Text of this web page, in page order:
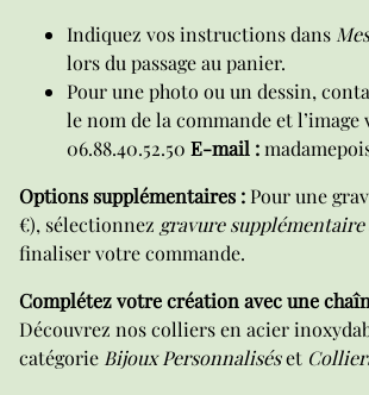
Indiquez vos instructions dans
lors du passage au panier.
Pour une photo ou un dessin,
le nom de la commande et l’image
06.88.40.52.50 E-mail :
Options supplémentaires :Pour une
€), sélectionnez gravure supplémentaire
finaliser votre commande.
Complétez votre création avec une
Découvrez nos colliers en acier
catégorie Bijoux Personnaliséset